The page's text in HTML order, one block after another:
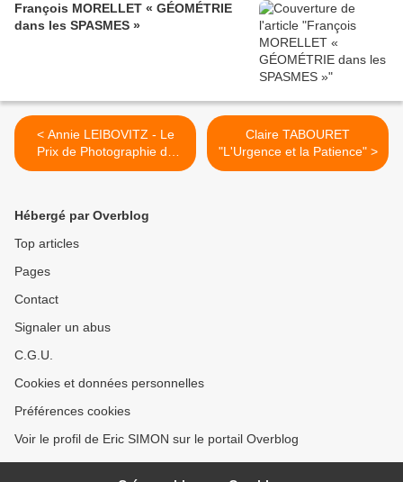
François MORELLET « GÉOMÉTRIE
dans les SPASMES »
< Annie LEIBOVITZ - Le
Prix de Photographie de
l’Académie des beaux-arts -
Claire TABOURET
"L'Urgence et la Patience" >
Hébergé par Overblog
Top articles
Pages
Contact
Signaler un abus
C.G.U.
Cookies et données personnelles
Préférences cookies
Voir le profil de Eric SIMON sur le portail Overblog